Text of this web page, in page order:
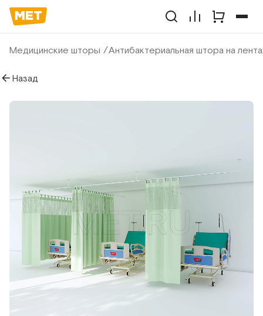
Медицинские шторы Антибактериальная штора на
Назад